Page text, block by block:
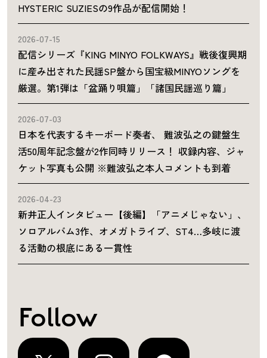
HYSTERIC SUZIESの9作品が配信開始！
2026-07-15
配信シリーズ『KING MINYO FOLKWAYS』戦後復興期
に産み出された民謡SP盤から国宝級MINYOソングを
厳選。第1弾は「盆踊り唄篇」「諸国民謡巡り篇」
2026-07-03
日本を代表するキーボード奏者、 難波弘之の鍵盤生
活50周年記念盤が2作同時リリース！ 収録内容、ジャ
ケット写真も公開 ※難波弘之本人コメントも到着
2026-04-23
新井正人インタビュー【後編】「アニメじゃない」、
ソロアルバム3作、オメガトライブ、ST4…多岐に渡
る活動の根底にある一貫性
Follow